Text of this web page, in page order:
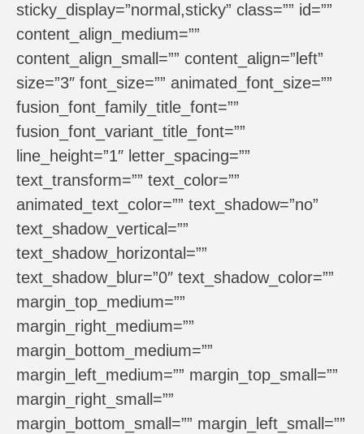
sticky_display=”normal,sticky” class=”” id=””
content_align_medium=””
content_align_small=”” content_align=”left”
size=”3″ font_size=”” animated_font_size=””
fusion_font_family_title_font=””
fusion_font_variant_title_font=””
line_height=”1″ letter_spacing=””
text_transform=”” text_color=””
animated_text_color=”” text_shadow=”no”
text_shadow_vertical=””
text_shadow_horizontal=””
text_shadow_blur=”0″ text_shadow_color=””
margin_top_medium=””
margin_right_medium=””
margin_bottom_medium=””
margin_left_medium=”” margin_top_small=””
margin_right_small=””
margin_bottom_small=”” margin_left_small=””